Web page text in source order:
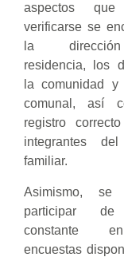
aspectos que
verificarse se
la
residencia, los
la comunidad y
comunal, así
registro
integrantes
familiar.
Asimismo, se
participar de
constante
encuestas